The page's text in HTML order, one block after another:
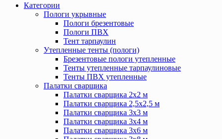
Категории
Пологи укрывные
Пологи брезентовые
Пологи ПВХ
Тент тарпаулин
Утепленные тенты (пологи)
Брезентовые пологи утепленные
Тенты утепленные тарпаулиновые
Тенты ПВХ утепленные
Палатки сварщика
Палатки сварщика 2х2 м
Палатки сварщика 2,5х2,5 м
Палатки сварщика 3х3 м
Палатки сварщика 3х4 м
Палатки сварщика 3х6 м